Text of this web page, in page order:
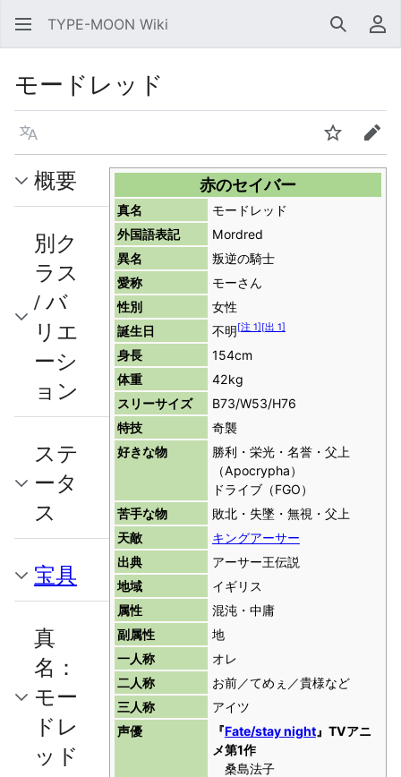
TYPE-MOON Wiki 検索 利
モードレッド
言語 ウォッチ編集
赤のセイバー
真名
モードレッド
外国語表記
Mordred
異名
叛逆の騎士
愛称
モーさん
性別
女性
誕生日
不明[注 1 [出 1
身長
154cm
体重
42kg
スリーサイズ
B73/W53/H76
特技
奇襲
好きな物
勝利・栄光・名誉・父上
（Apocrypha）
ドライブ（FGO）
苦手な物
敗北・失墜・無視・父上
天敵
キングアーサー
出典
アーサー王伝説
地域
イギリス
属性
混沌・中庸
副属性
地
一人称
オレ
二人称
お前／てめぇ／貴様など
三人称
アイツ
声優
『Fate/stay night』TVアニ
メ第1作
桑島法子
概要
別ク
ラス
/ バ
リエ
ーシ
ョン
ステ
ータ
ス
宝具
真
名：
モー
ドレ
ッド